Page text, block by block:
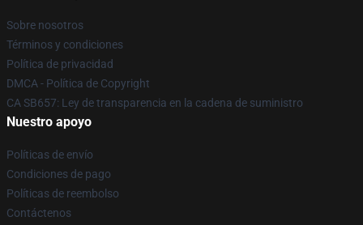
Sobre nosotros
Términos y condiciones
Política de privacidad
DMCA - Política de Copyright
CA SB657: Ley de transparencia en la cadena de suministro
Nuestro apoyo
Políticas de envío
Condiciones de pago
Políticas de reembolso
Contáctenos